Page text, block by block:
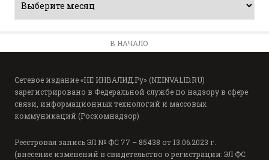
В НАЧАЛО
Сетевое издание «НЕ ИНВАЛИД.Ру» (NEINVALID.RU)
зарегистрировано в Федеральной службе по надзору в сфере
связи, информационных технологий и массовых
коммуникаций (Роскомнадзор)
Реестровая запись ЭЛ № ФС 77 – 85438 от 13.06.2023 г.
(внесение изменений в свидетельство о регистрации: ЭЛ ФС